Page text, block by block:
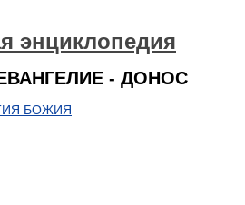
энциклопедия
- ДОНОС
БОЖИЯ